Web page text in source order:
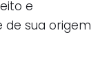
e
de sua origem